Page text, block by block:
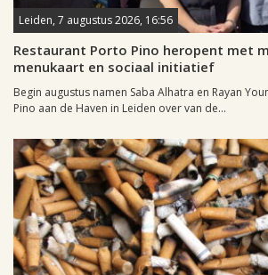
Leiden, 7 augustus 2026, 16:56
Restaurant Porto Pino heropent met
menukaart en sociaal initiatief
Begin augustus namen Saba Alhatra en Rayan
Pino aan de Haven in Leiden over van de...